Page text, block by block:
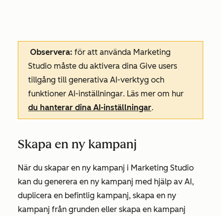
Observera: för att använda Marketing
Studio måste du aktivera dina Give users
tillgång till generativa AI-verktyg och
funktioner AI-inställningar. Läs mer om hur
du hanterar dina AI-inställningar.
Skapa en ny kampanj
När du skapar en ny kampanj i Marketing Studio
kan du generera en ny kampanj med hjälp av AI,
duplicera en befintlig kampanj, skapa en ny
kampanj från grunden eller skapa en kampanj